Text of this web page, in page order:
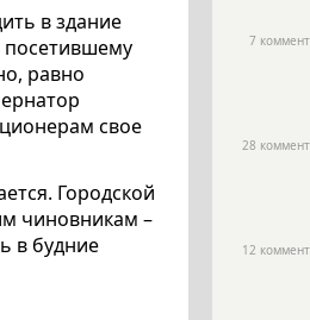
в здание
посетившему
равно
свое
Городской
чиновникам –
в будние
7
28
12